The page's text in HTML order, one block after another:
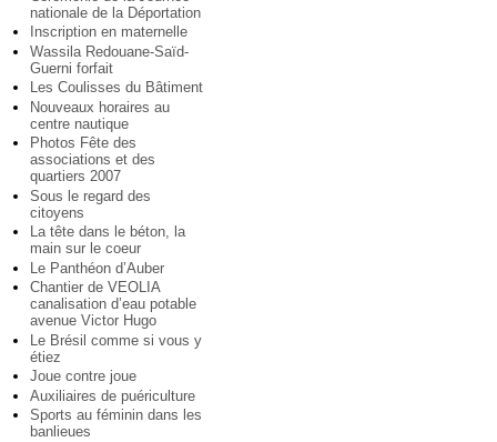
nationale de la Déportation
Inscription en maternelle
Wassila Redouane-Saïd-
Guerni forfait
Les Coulisses du Bâtiment
Nouveaux horaires au
centre nautique
Photos Fête des
associations et des
quartiers 2007
Sous le regard des
citoyens
La tête dans le béton, la
main sur le coeur
Le Panthéon d’Auber
Chantier de VEOLIA
canalisation d’eau potable
avenue Victor Hugo
Le Brésil comme si vous y
étiez
Joue contre joue
Auxiliaires de puériculture
Sports au féminin dans les
banlieues